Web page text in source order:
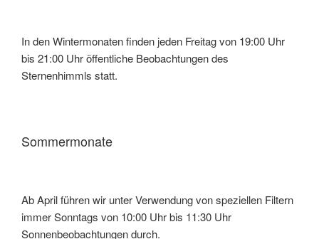
In den Wintermonaten finden jeden Freitag von 19:00 Uhr
bis 21:00 Uhr öffentliche Beobachtungen des
Sternenhimmls statt.
Sommermonate
Ab April führen wir unter Verwendung von speziellen Filtern
immer Sonntags von 10:00 Uhr bis 11:30 Uhr
Sonnenbeobachtungen durch.